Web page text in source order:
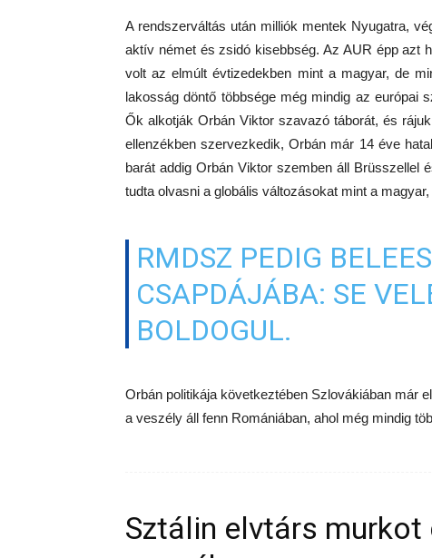
A rendszerváltás után milliók mentek Nyugatra,
aktív német és zsidó kisebbség. Az AUR épp azt
volt az elmúlt évtizedekben mint a magyar, de
lakosság döntő többsége még mindig az európai
Ők alkotják Orbán Viktor szavazó táborát, és
ellenzékben szervezkedik, Orbán már 14 éve
barát addig Orbán Viktor szemben áll Brüsszellel
tudta olvasni a globális változásokat mint a
RMDSZ PEDIG
CSAPDÁJÁBA: SE
BOLDOGUL.
Orbán politikája következtében Szlovákiában már
a veszély áll fenn Romániában, ahol még mindig
Sztálin elvtárs